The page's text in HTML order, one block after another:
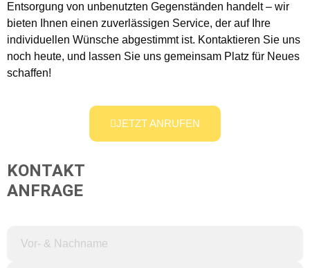
Entsorgung von unbenutzten Gegenständen handelt – wir
bieten Ihnen einen zuverlässigen Service, der auf Ihre
individuellen Wünsche abgestimmt ist. Kontaktieren Sie uns
noch heute, und lassen Sie uns gemeinsam Platz für Neues
schaffen!
JETZT ANRUFEN
KONTAKT
ANFRAGE